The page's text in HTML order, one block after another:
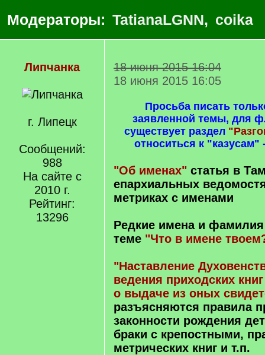
Модераторы: TatianaLGNN, coika
Липчанка
г. Липецк
Сообщений:
988
На сайте с
2010 г.
Рейтинг:
13296
18 июня 2015 16:04
18 июня 2015 16:05
Просьба писать
заявленной темы, для
существует раздел
относиться к "казусам"
"Об именах" статья в
епархиальных
метриках с именами
Редкие имена и
теме "Что в имене
"Наставление
ведения приходских
о выдаче из оных
разъясняются правила
законности рождения
браки с крепостными,
метрических книг и т.п.